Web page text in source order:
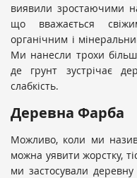
виявили зростаючими
що вважається
органічним і
Ми нанесли трохи
де грунт зустрічає
слабкість.
Деревна Фарба
Можливо, коли ми
можна уявити жорстку,
ми застосували